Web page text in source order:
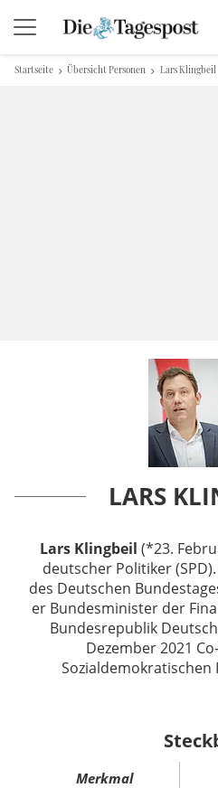
Startseite Übersicht Personen Lars Klingbeil
LARS
Lars Klingbeil (*23.
deutscher Politiker
des Deutschen
er Bundesminister der
Bundesrepublik
Dezember 2021
Sozialdemokratischen
Merkmal